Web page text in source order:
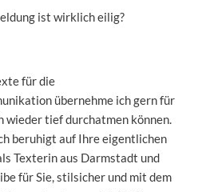
ist wirklich eilig?
für die
übernehme ich gern für
wieder tief durchatmen können.
beruhigt auf Ihre eigentlichen
Texterin aus Darmstadt und
für Sie, stilsicher und mit dem